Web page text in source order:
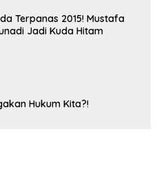
Terpanas 2015! Mustafa
Jadi Kuda Hitam
Hukum Kita?!